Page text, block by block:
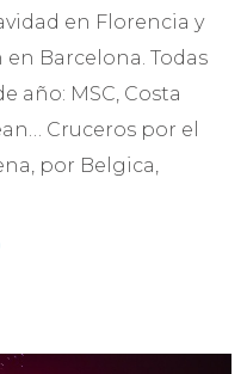
en Florencia y
Barcelona. Todas
año: MSC, Costa
Cruceros por el
por Belgica,